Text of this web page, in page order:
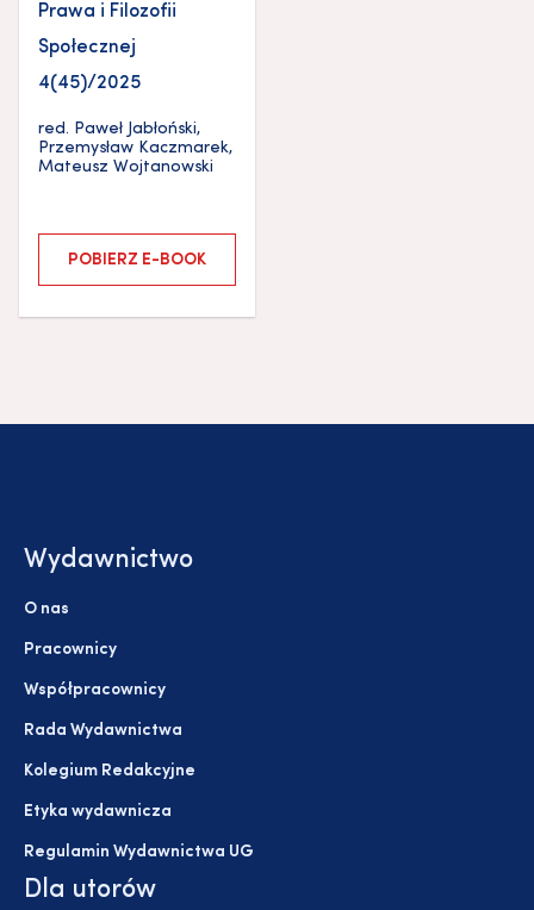
Prawa i Filozofii
Społecznej
4(45)/2025
red. Paweł Jabłoński,
Przemysław Kaczmarek,
Mateusz Wojtanowski
POBIERZ E-BOOK
Wydawnictwo
O nas
Pracownicy
Współpracownicy
Rada Wydawnictwa
Kolegium Redakcyjne
Etyka wydawnicza
Regulamin Wydawnictwa UG
Dla utorów